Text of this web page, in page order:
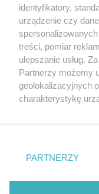
1 / 5
Nie zapomnij
zapoznać się z:
polityką
Twojemiasto
Piekary Śląskie
Chorzów
Tarnowskie Góry
Gliwice
identyfikatory,
urządzenie czy
treści, pomiar
ulepszanie usług.
Partnerzy możemy
geolokalizacyjnych
charakterystykę
zmienić/wycofać
znajdujący się w
rodzaje
użytkownika, ale
PARTNERZY